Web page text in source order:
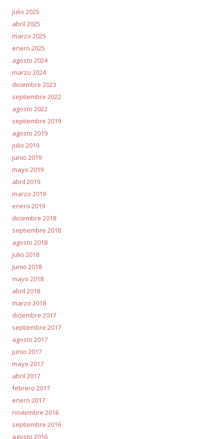
julio 2025
abril 2025
marzo 2025
enero 2025
agosto 2024
marzo 2024
diciembre 2023
septiembre 2022
agosto 2022
septiembre 2019
agosto 2019
julio 2019
junio 2019
mayo 2019
abril 2019
marzo 2019
enero 2019
diciembre 2018
septiembre 2018
agosto 2018
julio 2018
junio 2018
mayo 2018
abril 2018
marzo 2018
diciembre 2017
septiembre 2017
agosto 2017
junio 2017
mayo 2017
abril 2017
febrero 2017
enero 2017
noviembre 2016
septiembre 2016
agosto 2016